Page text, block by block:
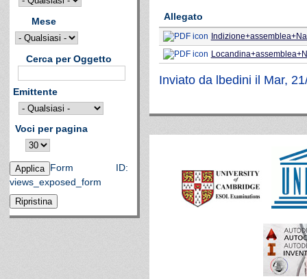
Mese
Cerca per Oggetto
Emittente
Voci per pagina
Form ID:
views_exposed_form
Allegato
Inviato da lbedini il Mar,